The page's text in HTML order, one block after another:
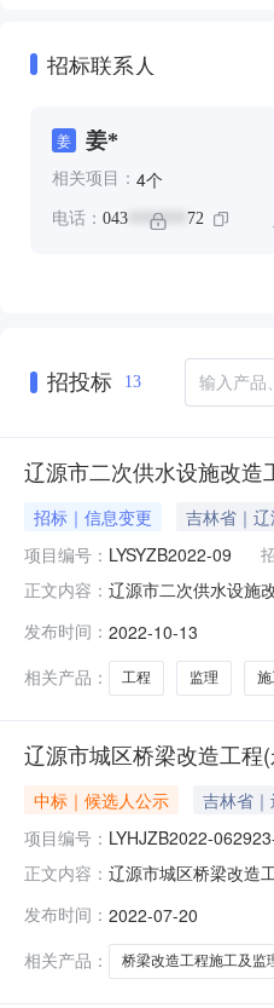
招标联系人
姜 姜*
相关项目： 4个
电话： 043 ******* 72
招投标 13
辽源市二次供水设施改
招标｜信息变更 吉林省｜
项目编号： LYSYZB2022-09
正文内容： 辽源市二次供水设施
（进户部分）工程施
中标人名称辽源市顺
发布时间： 2022-10-13
相关产品：
工程 监理
辽源市城区桥梁改造工
中标｜候选人公示
吉林省
项目编号： LYHJZB2022-
正文内容： 辽源市城区桥梁改造
开招标工程类别工程
发布时间： 2022-07-20
相关产品：
桥梁改造工程施工及监